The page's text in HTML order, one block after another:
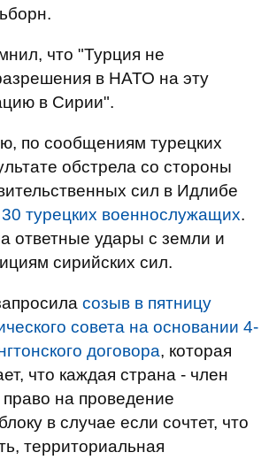
что "Турция не
в НАТО на эту
в Сирии".
по сообщениям турецких
обстрела со стороны
сил в Идлибе
турецких военнослужащих.
ответные удары с земли и
сирийских сил.
созыв в пятницу
совета на основании 4-
договора, которая
что каждая страна - член
на проведение
в случае если сочтет, что
территориальная